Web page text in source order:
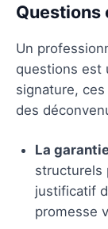
Questions
Un
questions est
signature,
des
La
structurels
justificatif
promesse